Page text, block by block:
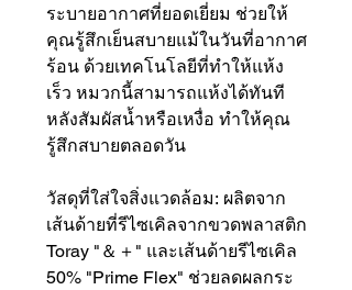
ระบายอากาศที่ยอดเยี่ยม ช่วยให้
คุณรู้สึกเย็นสบายแม้ในวันที่อากาศ
ร้อน ด้วยเทคโนโลยีที่ทำให้แห้ง
เร็ว หมวกนี้สามารถแห้งได้ทันที
หลังสัมผัสน้ำหรือเหงื่อ ทำให้คุณ
รู้สึกสบายตลอดวัน
วัสดุที่ใส่ใจสิ่งแวดล้อม: ผลิตจาก
เส้นด้ายที่รีไซเคิลจากขวดพลาสติก
Toray "＆＋" และเส้นด้ายรีไซเคิล
50% "Prime Flex" ช่วยลดผลกระ